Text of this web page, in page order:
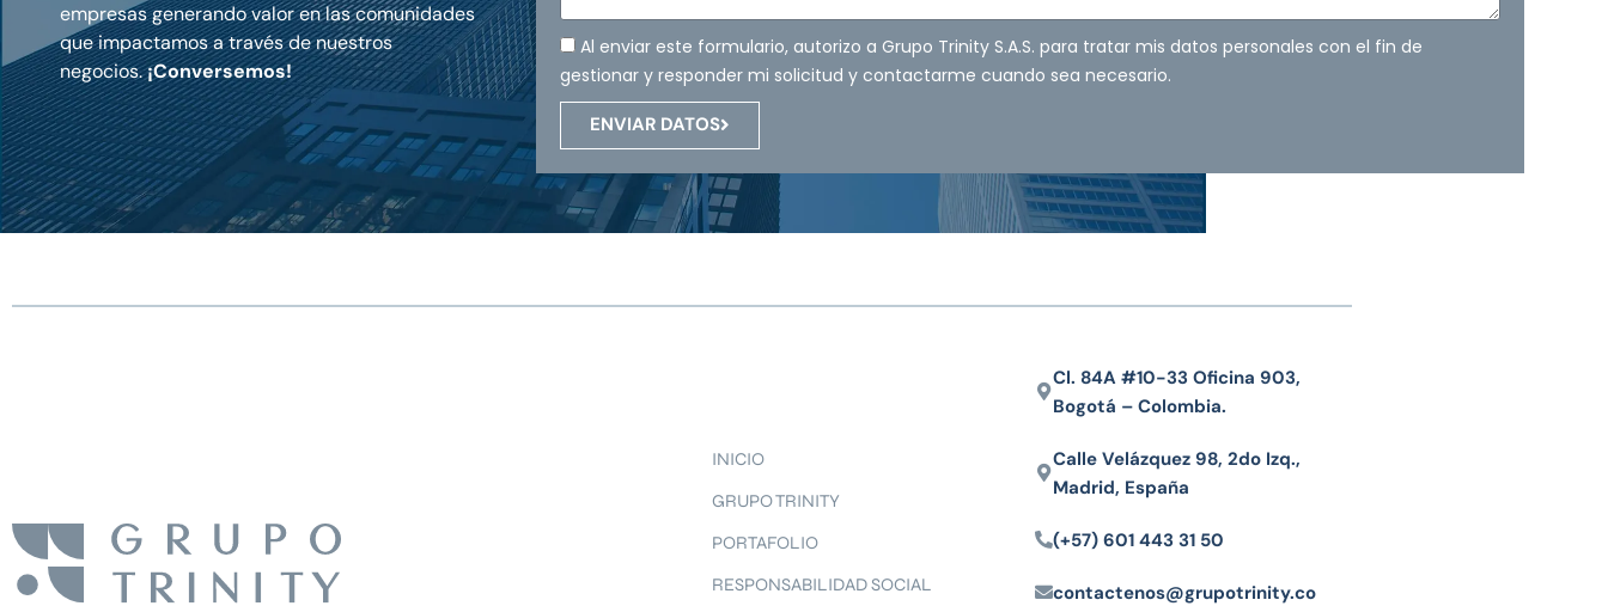
empresas generando valor en las comunidades
que impactamos a través de nuestros
negocios.¡Conversemos!
Al enviar este formulario, autorizo a Grupo Trinity S.A.S. para tratar mis datos personales con el fin de
gestionar y responder mi solicitud y contactarme cuando sea necesario.
ENVIAR DATOS
INICIO
GRUPO TRINITY
PORTAFOLIO
RESPONSABILIDAD SOCIAL
Cl. 84A #10-33 Oficina 903,
Bogotá – Colombia.
Calle Velázquez 98, 2do Izq.,
Madrid, España
(+57) 601 443 31 50
contactenos@grupotrinity.co